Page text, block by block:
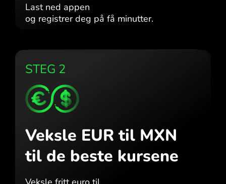
Last ned appen
og registrer deg på få minutter.
STEG 2
Veksle EUR til MXN
til de beste kursene